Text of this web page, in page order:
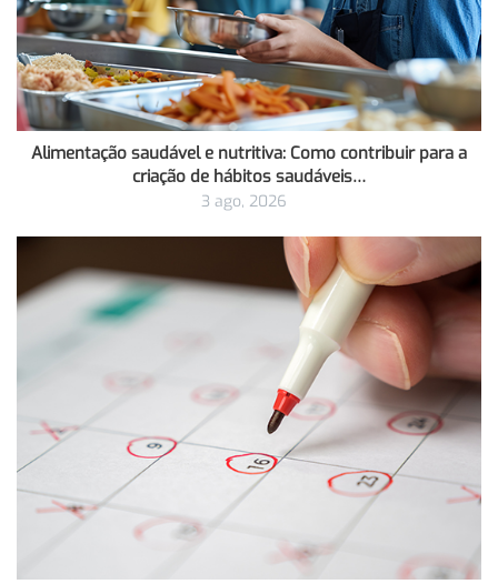
Alimentação saudável e nutritiva: Como contribuir para a
criação de hábitos saudáveis…
3 ago, 2026